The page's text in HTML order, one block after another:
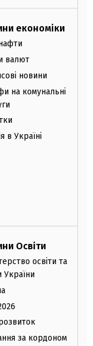
економіки
валют
новини
на комунальні
в Україні
Освіти
освіти та
України
за кордоном